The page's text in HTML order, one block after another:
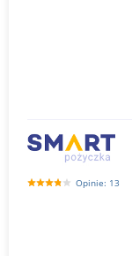
Opinie: 13